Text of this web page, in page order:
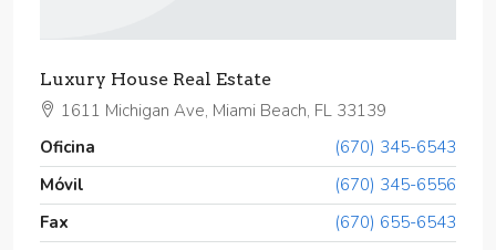
Luxury House Real Estate
1611 Michigan Ave, Miami Beach, FL 33139
Oficina
(670) 345-6543
Móvil
(670) 345-6556
Fax
(670) 655-6543